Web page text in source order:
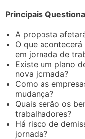
Principais
A proposta
O que
em jornada de
Existe um plano
nova jornada?
Como as
mudança?
Quais serão os
trabalhadores?
Há risco de
jornada?